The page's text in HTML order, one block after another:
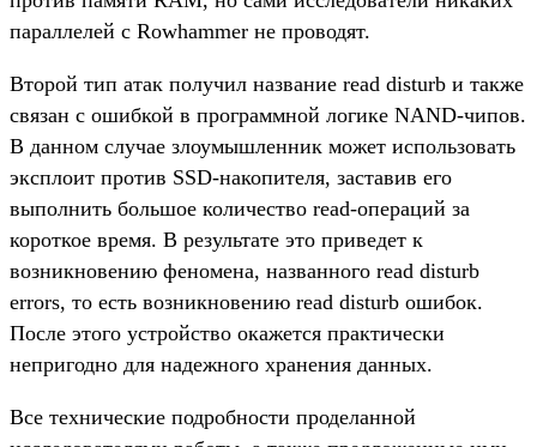
параллелей с Rowhammer не проводят.
Второй тип атак получил название read disturb и также
связан с ошибкой в программной логике NAND-чипов.
В данном случае злоумышленник может использовать
эксплоит против SSD-накопителя, заставив его
выполнить большое количество read-операций за
короткое время. В результате это приведет к
возникновению феномена, названного read disturb
errors, то есть возникновению read disturb ошибок.
После этого устройство окажется практически
непригодно для надежного хранения данных.
Все технические подробности проделанной